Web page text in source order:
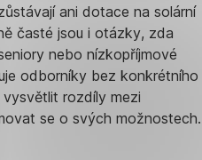
ani dotace na solární
časté jsou i otázky, zda
nebo nízkopříjmové
odborníky bez konkrétního
rozdíly mezi
se o svých možnostech.